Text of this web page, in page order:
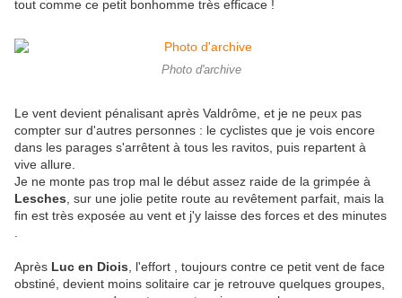
tout comme ce petit bonhomme très efficace !
Photo d'archive
Le vent devient pénalisant après Valdrôme, et je ne peux pas
compter sur d'autres personnes : le cyclistes que je vois encore
dans les parages s'arrêtent à tous les ravitos, puis repartent à
vive allure.
Je ne monte pas trop mal le début assez raide de la grimpée à
Lesches , sur une jolie petite route au revêtement parfait, mais la
fin est très exposée au vent et j'y laisse des forces et des minutes
Après Luc en Diois , l'effort , toujours contre ce petit vent de face
obstiné, devient moins solitaire car je retrouve quelques groupes,